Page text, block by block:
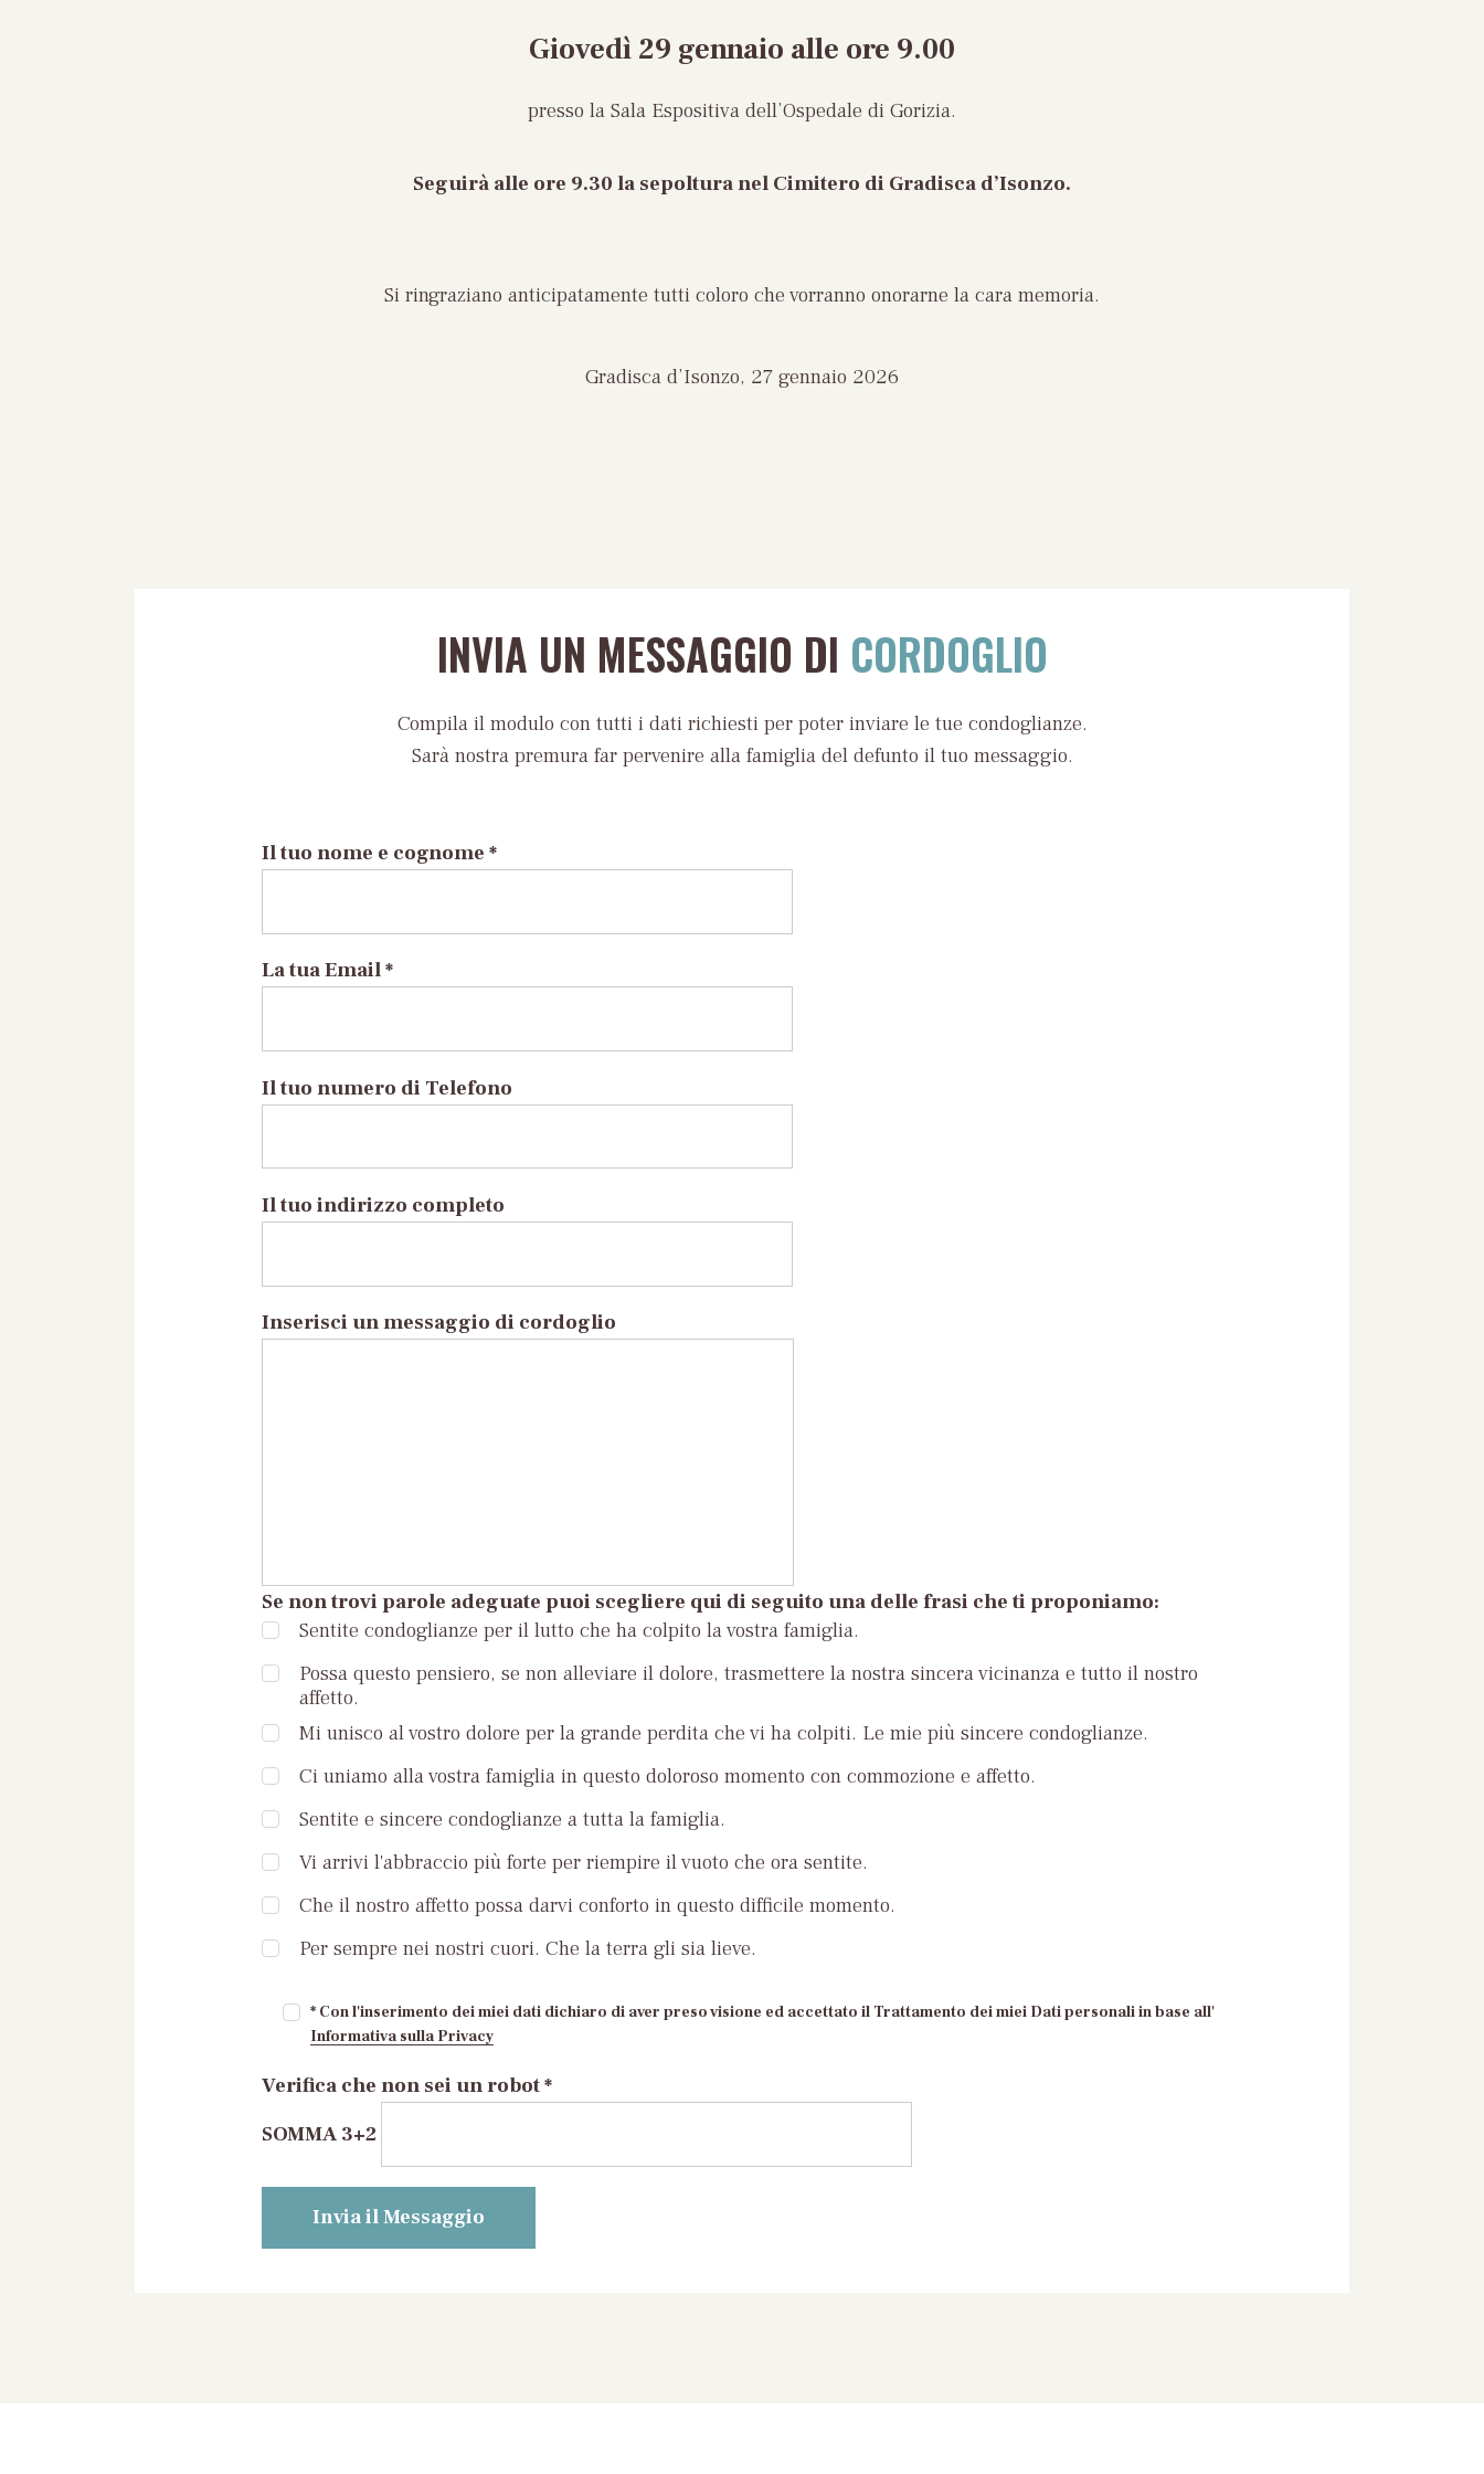
Giovedì 29 gennaio alle ore 9.00
presso la Sala Espositiva dell’Ospedale di Gorizia.
Seguirà alle ore 9.30 la sepoltura nel Cimitero di Gradisca d’Isonzo.
Si ringraziano anticipatamente tutti coloro che vorranno onorarne la cara memoria.
Gradisca d’Isonzo, 27 gennaio 2026
INVIA UN MESSAGGIO DI CORDOGLIO
Compila il modulo con tutti i dati richiesti per poter inviare le tue condoglianze.
Sarà nostra premura far pervenire alla famiglia del defunto il tuo messaggio.
Il tuo nome e cognome *
La tua Email *
Il tuo numero di Telefono
Il tuo indirizzo completo
Inserisci un messaggio di cordoglio
Se non trovi parole adeguate puoi scegliere qui di seguito una delle frasi che ti proponiamo:
Sentite condoglianze per il lutto che ha colpito la vostra famiglia.
Possa questo pensiero, se non alleviare il dolore, trasmettere la nostra sincera vicinanza e tutto il nostro
affetto.
Mi unisco al vostro dolore per la grande perdita che vi ha colpiti. Le mie più sincere condoglianze.
Ci uniamo alla vostra famiglia in questo doloroso momento con commozione e affetto.
Sentite e sincere condoglianze a tutta la famiglia.
Vi arrivi l'abbraccio più forte per riempire il vuoto che ora sentite.
Che il nostro affetto possa darvi conforto in questo difficile momento.
Per sempre nei nostri cuori. Che la terra gli sia lieve.
* Con l'inserimento dei miei dati dichiaro di aver preso visione ed accettato il Trattamento dei miei Dati personali in base all'
Informativa sulla Privacy
Verifica che non sei un robot *
SOMMA 3+2